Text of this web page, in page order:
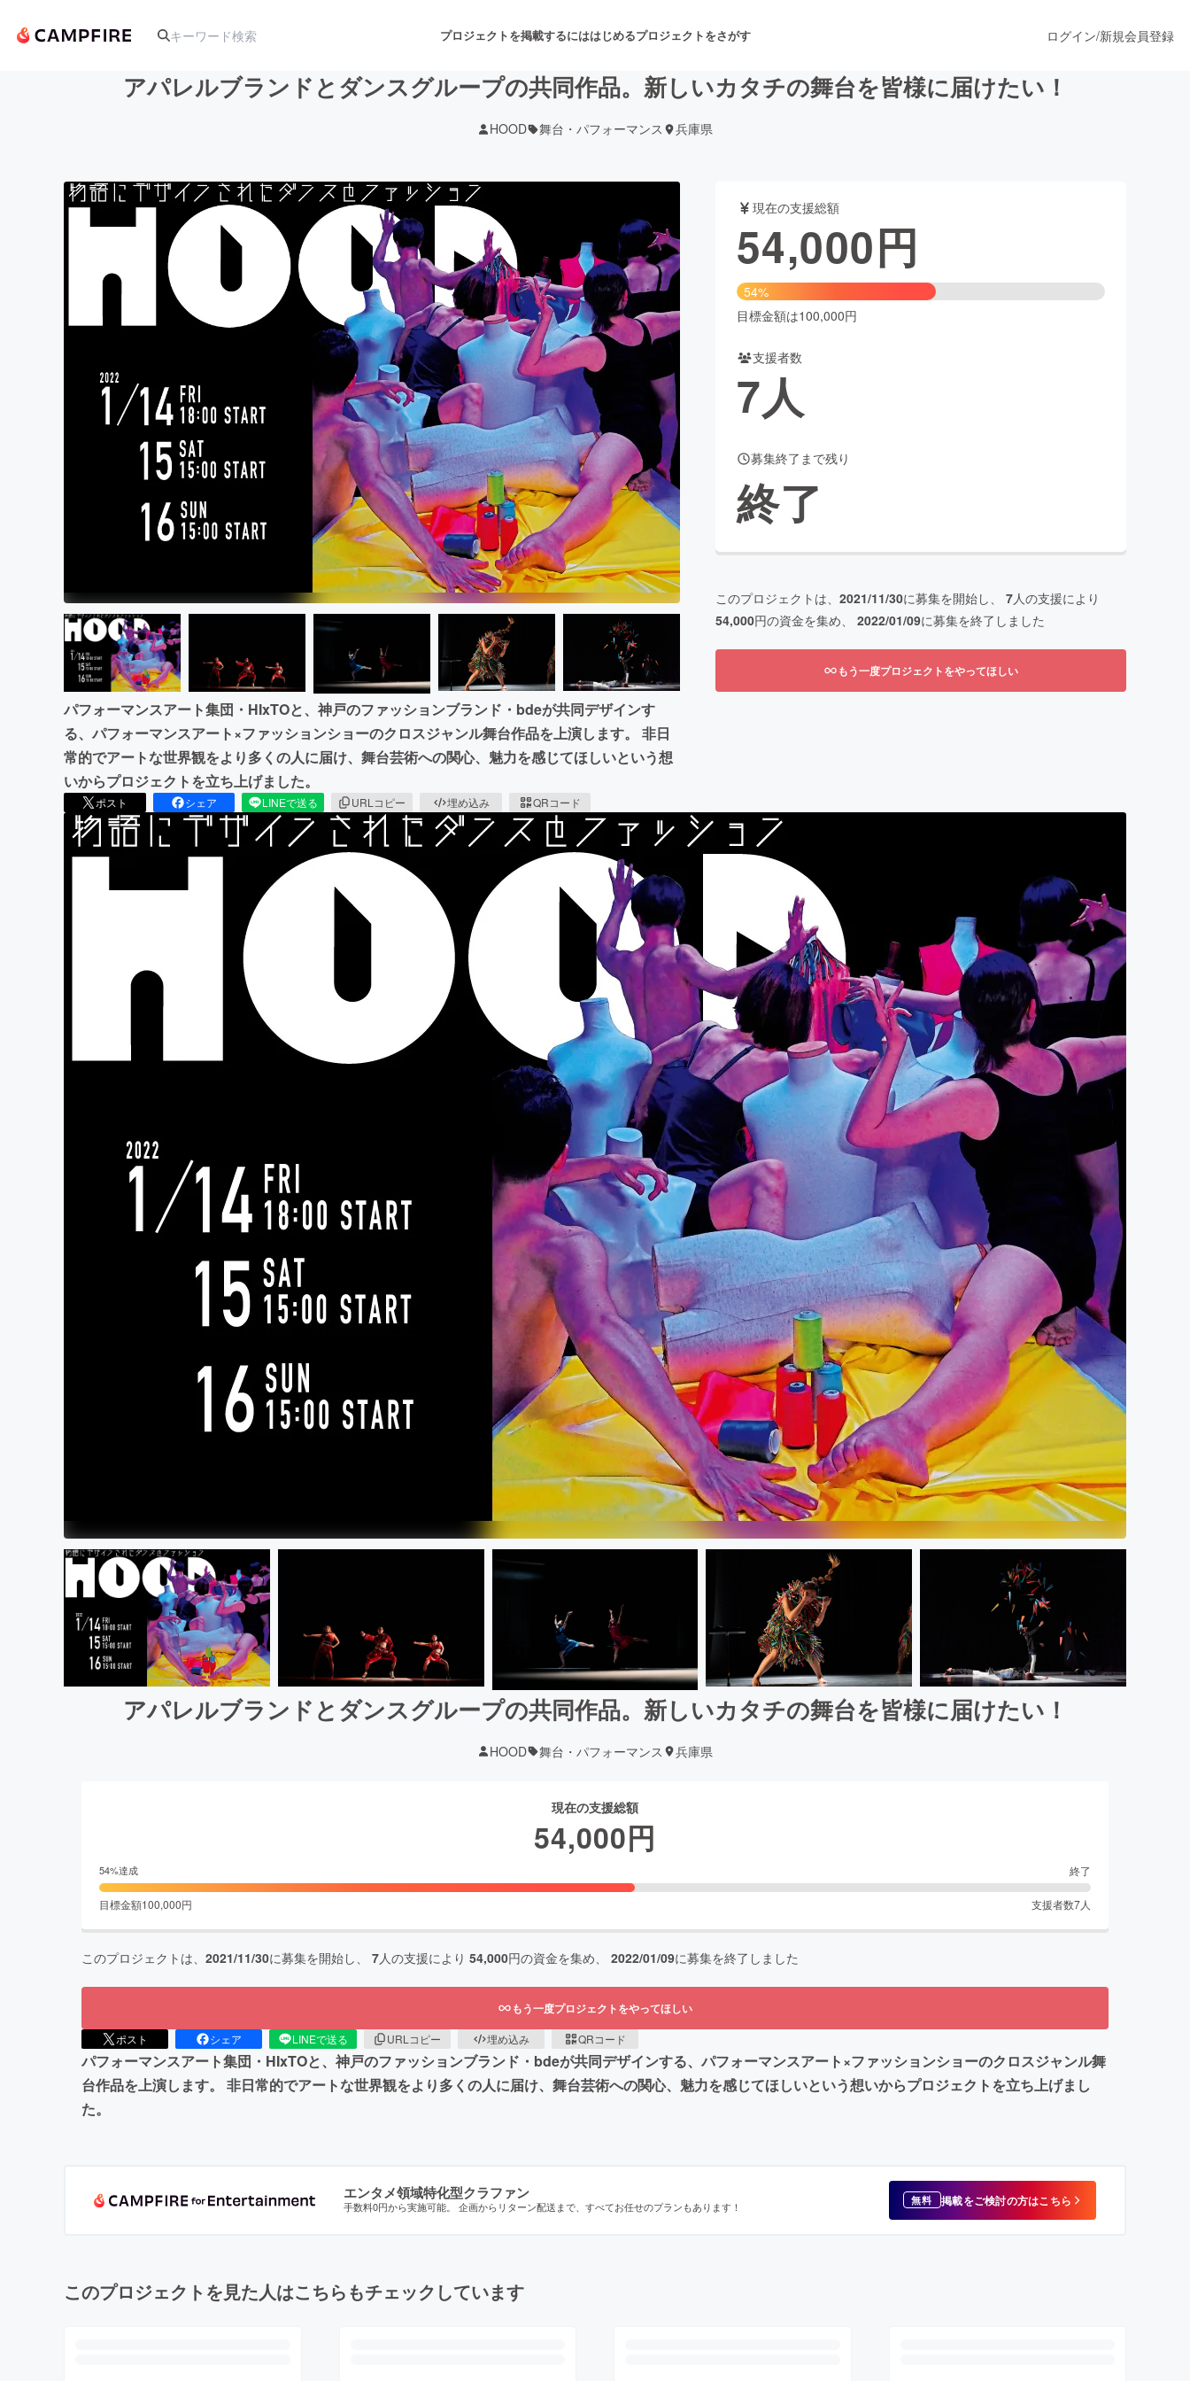
プロジェクトを掲載するにははじめるプロジェクトをさがす
アート・写真 音楽 舞台・パフォーマンス
テクノロジー・ガジェット ゲーム・サービス開発 フード・飲食店 ファッション
映像・映画 書籍・雑誌出版 アニメ・漫画
チャレンジ ビューティー・ヘルスケア
まちづくり・地域活性化
CAMPFIRE for Social GoodCAMPFIRE Creation
CAMPFIREふるさと納税machi-yaコミュニティ
ログイン/新規会員登録
アパレルブランドとダンスグループの共同作品。新しいカタチの舞台を皆様に届けたい！
HOOD 舞台・パフォーマンス 兵庫県
パフォーマンスアート集団・HIxTOと、神戸のファッションブランド・bdeが共同デザインす
る、パフォーマンスアート×ファッションショーのクロスジャンル舞台作品を上演します。 非日
常的でアートな世界観をより多くの人に届け、舞台芸術への関心、魅力を感じてほしいという想
いからプロジェクトを立ち上げました。
ポスト シェア LINEで送る URLコピー 埋め込み QRコード
現在の支援総額
54,000円
54%
目標金額は100,000円
支援者数
7人
募集終了まで残り
終了
このプロジェクトは、 2021/11/30に募集を開始し、 7人の支援により
54,000円の資金を集め、 2022/01/09に募集を終了しました
もう一度プロジェクトをやってほしい
アパレルブランドとダンスグループの共同作品。新しいカタチの舞台を皆様に届けたい！
HOOD 舞台・パフォーマンス 兵庫県
現在の支援総額
54,000円
54%達成 終了
目標金額100,000円 支援者数7人
このプロジェクトは、 2021/11/30に募集を開始し、 7人の支援により 54,000円の資金を集め、 2022/01/09に募集を終了しました
もう一度プロジェクトをやってほしい
ポスト シェア LINEで送る URLコピー 埋め込み QRコード
パフォーマンスアート集団・HIxTOと、神戸のファッションブランド・bdeが共同デザインする、パフォーマンスアート×ファッションショーのクロスジャンル舞
台作品を上演します。 非日常的でアートな世界観をより多くの人に届け、舞台芸術への関心、魅力を感じてほしいという想いからプロジェクトを立ち上げまし
た。
エンタメ領域特化型クラファン
手数料0円から実施可能。 企画からリターン配送まで、すべてお任せのプランもあります！ 無料 掲載をご検討の方はこちら
このプロジェクトを見た人はこちらもチェックしています